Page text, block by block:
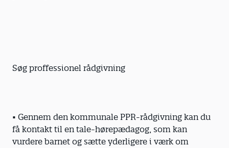
Søg proffessionel rådgivning
• Gennem den kommunale PPR-rådgivning kan du
få kontakt til en tale-hørepædagog, som kan
vurdere barnet og sætte yderligere i værk om